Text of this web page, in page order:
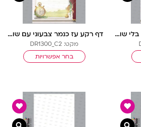
דף רקע עז כנמר צבעוני בלי שורות דף רקע עז כנמר צבעוני עם שורות
מקט: DR1300_C2
בחר אפשרויות